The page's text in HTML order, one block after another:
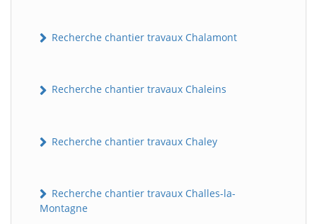
Recherche chantier travaux Chalamont
Recherche chantier travaux Chaleins
Recherche chantier travaux Chaley
Recherche chantier travaux Challes-la-
Montagne